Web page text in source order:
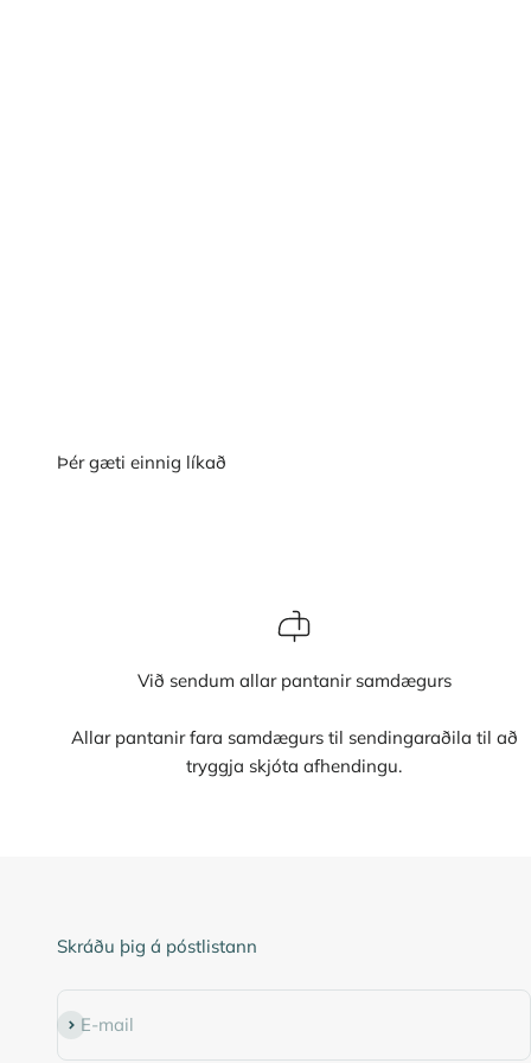
Við sendum allar pantanir samdægurs
Allar pantanir fara samdægurs til sendingaraðila til að
tryggja skjóta afhendingu.
Skráðu þig á póstlistann
E-mail
Subscribe